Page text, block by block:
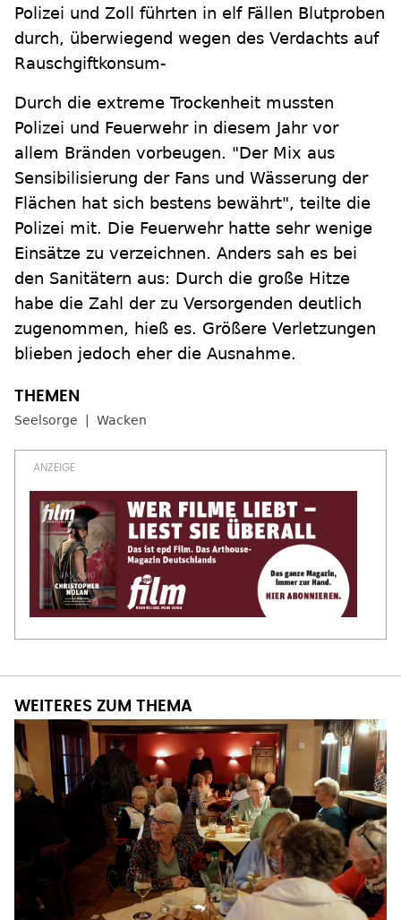
Polizei und Zoll führten in elf Fällen Blutproben
durch, überwiegend wegen des Verdachts auf
Rauschgiftkonsum-
Durch die extreme Trockenheit mussten
Polizei und Feuerwehr in diesem Jahr vor
allem Bränden vorbeugen. "Der Mix aus
Sensibilisierung der Fans und Wässerung der
Flächen hat sich bestens bewährt", teilte die
Polizei mit. Die Feuerwehr hatte sehr wenige
Einsätze zu verzeichnen. Anders sah es bei
den Sanitätern aus: Durch die große Hitze
habe die Zahl der zu Versorgenden deutlich
zugenommen, hieß es. Größere Verletzungen
blieben jedoch eher die Ausnahme.
Seelsorge Wacken
WEITERES ZUM THEMA